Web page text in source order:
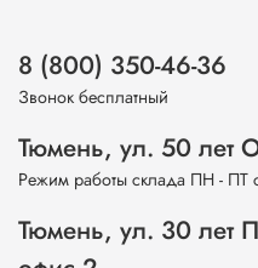
8 (800) 350-46-36
Звонок бесплатный
Тюмень, ул. 50 лет
Режим работы склада ПН - ПТ
Тюмень, ул. 30 лет